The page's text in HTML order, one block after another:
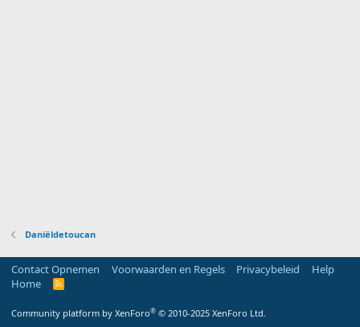
Daniëldetoucan
Contact Opnemen Voorwaarden en Regels Privacybeleid
Help
Home
R
Community platform by XenForo® © 2010-2025 XenForo Ltd.